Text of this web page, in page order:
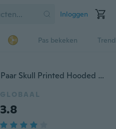
Inloggen
Pas bekeken
3D Digital Printing Hoodies Paar Skull Printed Hooded Hoodies Unisex Cool Sweatshirt Hoody Pullovers
GLOBAAL
3.8